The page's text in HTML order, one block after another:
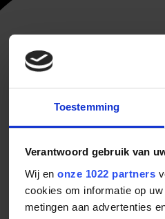
Toestemming
Verantwoord gebruik van
Wij en onze 1022 partners
cookies om informatie op
metingen aan advertenties